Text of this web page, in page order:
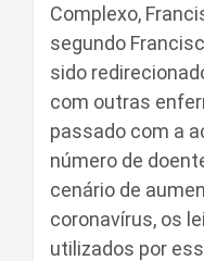
Complexo,
segundo
sido
com outras
passado com a
número de
cenário de
coronavírus, os
utilizados por